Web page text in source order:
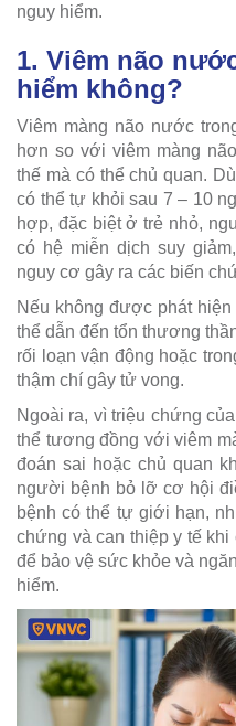
nguy hiểm.
1. Viêm não
hiểm không?
Viêm màng não nước
hơn so với viêm màng
thế mà có thể chủ quan.
có thể tự khỏi sau 7 – 10
hợp, đặc biệt ở trẻ nhỏ,
có hệ miễn dịch suy giảm,
nguy cơ gây ra các biến
Nếu không được phát
thể dẫn đến tổn thương
rối loạn vận động hoặc
thậm chí gây tử vong.
Ngoài ra, vì triệu chứng
thể tương đồng với viêm
đoán sai hoặc chủ quan
người bệnh bỏ lỡ cơ hội
bệnh có thể tự giới hạn,
chứng và can thiệp y tế khi
để bảo vệ sức khỏe và
hiểm.